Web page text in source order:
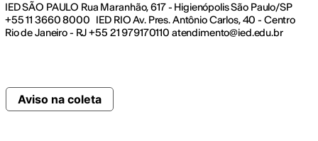
IED SÃO PAULO Rua Maranhão, 617 - Higienópolis São Paulo/SP
+55 11 3660 8000 IED RIO Av. Pres. Antônio Carlos, 40 - Centro
Rio de Janeiro - RJ +55 21 979170110 atendimento@ied.edu.br
Aviso na coleta